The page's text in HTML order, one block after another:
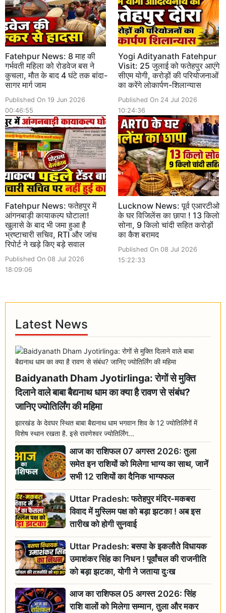
Fatehpur News: 8 माह की
गर्भवती महिला को रोडवेज बस ने
कुचला, मौत के बाद 4 घंटे तक बांदा-
सागर मार्ग जाम
Published On 19 Jun 2026
00:46:55
Yogi Adityanath Fatehpur
Visit: 25 जुलाई को फतेहपुर आएंगे
सीएम योगी, करोड़ों की परियोजनाओं
का करेंगे लोकार्पण-शिलान्यास
Published On 24 Jul 2026
10:24:36
Fatehpur News: फतेहपुर में
आंगनबाड़ी कायाकल्प घोटाला!
खुलासे के बाद भी जमा हुआ है
भ्रष्टाचारी सचिव, RTI और जांच
रिपोर्ट ने खड़े किए बड़े सवाल
Published On 08 Jul 2026
18:09:06
Lucknow News: पूर्व एआरटीओ
के घर विजिलेंस का छापा ! 13 किलो
सोना, 9 किलो चांदी सहित करोड़ों
का कैश बरामद
Published On 08 Jul 2026
15:22:33
Latest News
Baidyanath Dham Jyotirlinga: रोगों से मुक्ति
दिलाने वाले बाबा बैद्यनाथ धाम का क्या है रावण से संबंध?
जानिए ज्योतिर्लिंग की महिमा
झारखंड के देवघर स्थित बाबा बैद्यनाथ धाम भगवान शिव के 12 ज्योतिर्लिंगों में
विशेष स्थान रखता है. इसे रावणेश्वर ज्योतिर्लिंग...
आज का राशिफल 07 अगस्त 2026: तुला
समेत इन राशियों को मिलेगा भाग्य का साथ, जानें
सभी 12 राशियों का दैनिक भाग्यफल
Uttar Pradesh: फतेहपुर मंदिर-मकबरा
विवाद में मुस्लिम पक्ष को बड़ा झटका ! अब इस
तारीख को होगी सुनवाई
Uttar Pradesh: बसपा के इकलौते विधायक
उमाशंकर सिंह का निधन ! पूर्वांचल की राजनीति
को बड़ा झटका, योगी ने जताया दुःख
आज का राशिफल 05 अगस्त 2026: सिंह
राशि वालों को मिलेगा सम्मान, तुला और मकर